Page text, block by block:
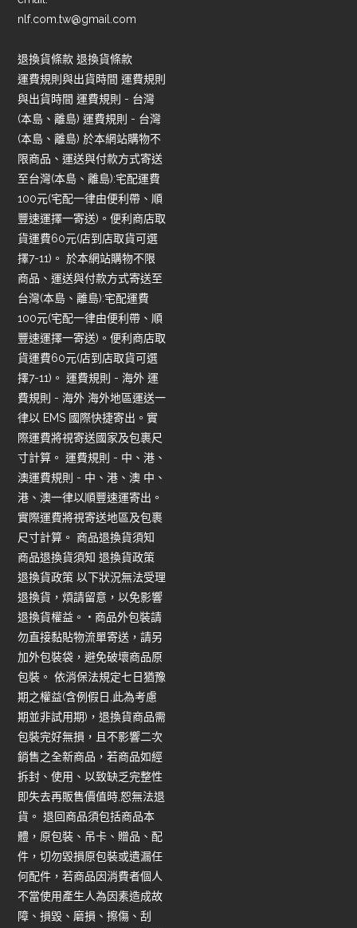
nlf.com.tw@gmail.com
退換貨條款 退換貨條款
運費規則與出貨時間 運費規則
與出貨時間 運費規則 - 台灣
(本島、離島) 運費規則 - 台灣
(本島、離島) 於本網站購物不
限商品、運送與付款方式寄送
至台灣(本島、離島):宅配運費
100元(宅配一律由便利帶、順
豐速運擇一寄送)。便利商店取
貨運費60元(店到店取貨可選
擇7-11)。 於本網站購物不限
商品、運送與付款方式寄送至
台灣(本島、離島):宅配運費
100元(宅配一律由便利帶、順
豐速運擇一寄送)。便利商店取
貨運費60元(店到店取貨可選
擇7-11)。 運費規則 - 海外 運
費規則 - 海外 海外地區運送一
律以 EMS 國際快捷寄出。實
際運費將視寄送國家及包裹尺
寸計算。 運費規則 - 中、港、
澳運費規則 - 中、港、澳 中、
港、澳一律以順豐速運寄出。
實際運費將視寄送地區及包裹
尺寸計算。 商品退換貨須知
商品退換貨須知 退換貨政策
退換貨政策 以下狀況無法受理
退換貨，煩請留意，以免影響
退換貨權益。 • 商品外包裝請
勿直接黏貼物流單寄送，請另
加外包裝袋，避免破壞商品原
包裝。 依消保法規定七日猶豫
期之權益(含例假日,此為考慮
期並非試用期)，退換貨商品需
包裝完好無損，且不影響二次
銷售之全新商品，若商品如經
拆封、使用、以致缺乏完整性
即失去再販售價值時,恕無法退
貨。 退回商品須包括商品本
體，原包裝、吊卡、贈品、配
件，切勿毀損原包裝或遺漏任
何配件，若商品因消費者個人
不當使用產生人為因素造成故
障、損毀、磨損、擦傷、刮